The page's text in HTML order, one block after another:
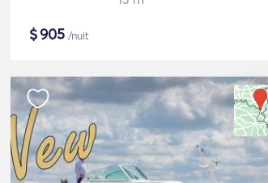
$905 /nuit